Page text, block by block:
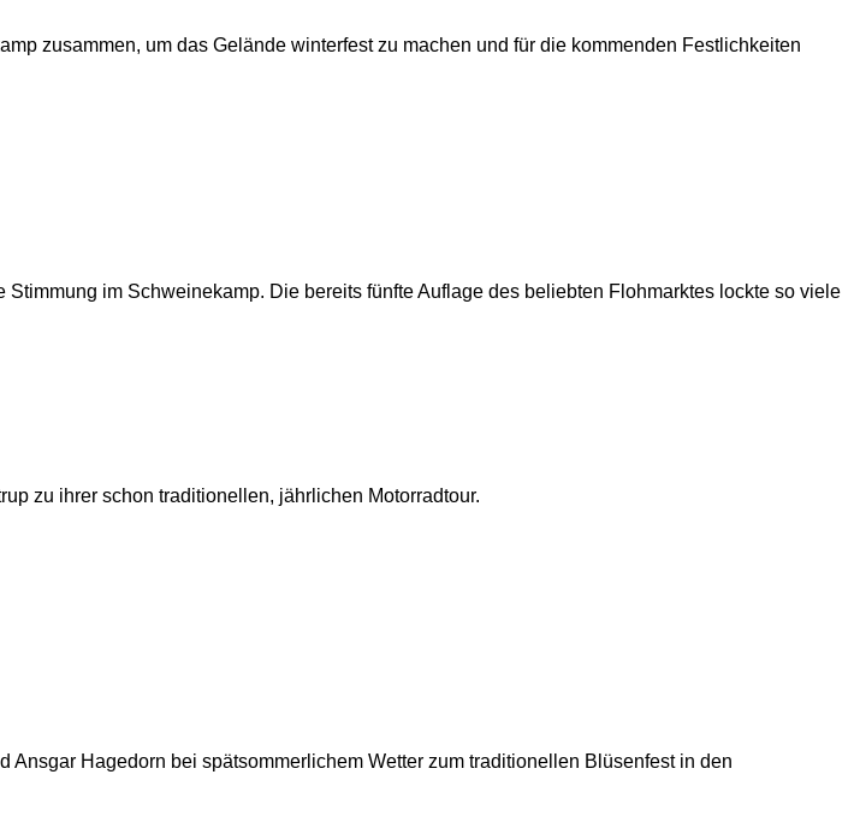
zusammen, um das Gelände winterfest zu machen und für die kommenden Festlichkeiten
im Schweinekamp. Die bereits fünfte Auflage des beliebten Flohmarktes lockte so viele
rup zu ihrer schon traditionellen, jährlichen Motorradtour.
Hagedorn bei spätsommerlichem Wetter zum traditionellen Blüsenfest in den